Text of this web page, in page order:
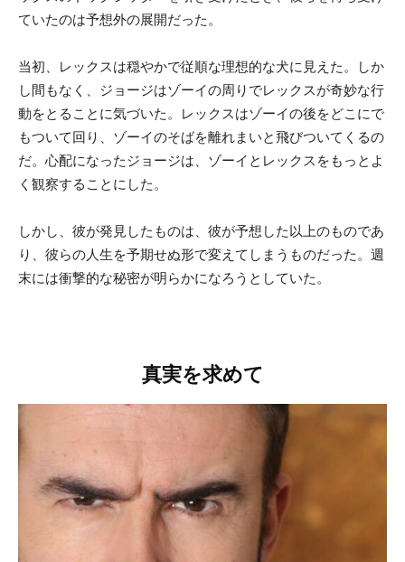
ていたのは予想外の展開だった。
当初、レックスは穏やかで従順な理想的な犬に見えた。しか
し間もなく、ジョージはゾーイの周りでレックスが奇妙な行
動をとることに気づいた。レックスはゾーイの後をどこにで
もついて回り、ゾーイのそばを離れまいと飛びついてくるの
だ。心配になったジョージは、ゾーイとレックスをもっとよ
く観察することにした。
しかし、彼が発見したものは、彼が予想した以上のものであ
り、彼らの人生を予期せぬ形で変えてしまうものだった。週
末には衝撃的な秘密が明らかになろうとしていた。
真実を求めて